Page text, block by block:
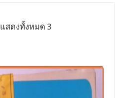
แสดงทั้งหมด 3